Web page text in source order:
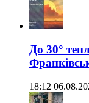
До 30°
18:12